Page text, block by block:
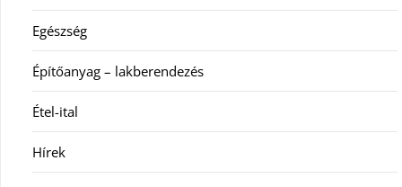
Egészség
Építőanyag – lakberendezés
Étel-ital
Hírek